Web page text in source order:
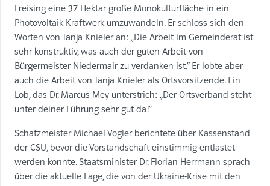
Freising eine 37 Hektar große Monokulturfläche in ein
Photovoltaik-Kraftwerk umzuwandeln. Er schloss sich den
Worten von Tanja Knieler an: „Die Arbeit im Gemeinderat ist
sehr konstruktiv, was auch der guten Arbeit von
Bürgermeister Niedermair zu verdanken ist.“ Er lobte aber
auch die Arbeit von Tanja Knieler als Ortsvorsitzende. Ein
Lob, das Dr. Marcus Mey unterstrich: „Der Ortsverband steht
unter deiner Führung sehr gut da!“
Schatzmeister Michael Vogler berichtete über Kassenstand
der CSU, bevor die Vorstandschaft einstimmig entlastet
werden konnte. Staatsminister Dr. Florian Herrmann sprach
über die aktuelle Lage, die von der Ukraine-Krise mit den